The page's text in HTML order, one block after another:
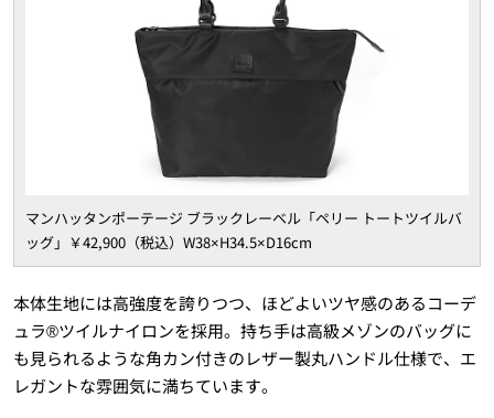
マンハッタンポーテージ ブラックレーベル「ペリー トートツイルバ
ッグ」￥42,900（税込）W38×H34.5×D16cm
本体生地には高強度を誇りつつ、ほどよいツヤ感のあるコーデ
ュラ®ツイルナイロンを採用。持ち手は高級メゾンのバッグに
も見られるような角カン付きのレザー製丸ハンドル仕様で、エ
レガントな雰囲気に満ちています。